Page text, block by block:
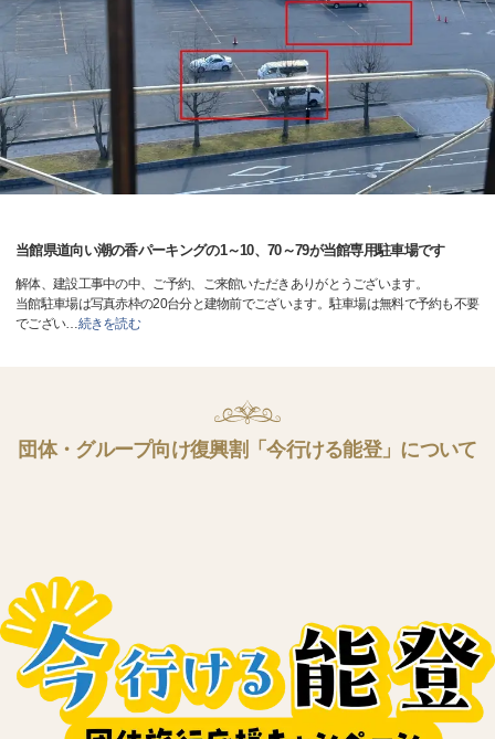
当館県道向い潮の香パーキングの1～10、70～79が当館専用駐車場です
解体、建設工事中の中、ご予約、ご来館いただきありがとうございます。
当館駐車場は写真赤枠の20台分と建物前でございます。駐車場は無料で予約も不要
でござい…続きを読む
団体・グループ向け復興割「今行ける能登」について